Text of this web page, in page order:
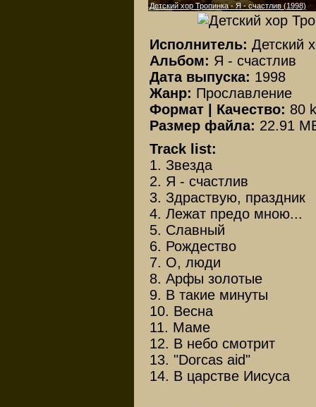
Детский хор Тропинка - Я - счастлив (1998)
Исполнитель: Детский
Альбом: Я - счастлив
Дата выпуска: 1998
Жанр: Прославление
Формат | Качество: 80
Размер файла: 22.91
Track list:
1. Звезда
2. Я - счастлив
3. Здраствую, праздник
4. Лежат предо мною...
5. Славный
6. Рождество
7. О, люди
8. Арфы золотые
9. В такие минуты
10. Весна
11. Маме
12. В небо смотрит
13. "Dorcas aid"
14. В царстве Иисуса